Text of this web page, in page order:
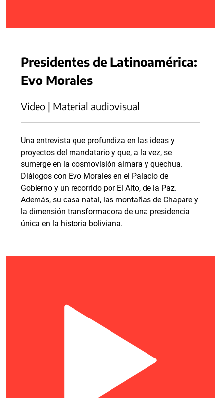
Presidentes de Latinoamérica:
Evo Morales
Video | Material audiovisual
Una entrevista que profundiza en las ideas y
proyectos del mandatario y que, a la vez, se
sumerge en la cosmovisión aimara y quechua.
Diálogos con Evo Morales en el Palacio de
Gobierno y un recorrido por El Alto, de la Paz.
Además, su casa natal, las montañas de Chapare y
la dimensión transformadora de una presidencia
única en la historia boliviana.